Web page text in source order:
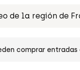
de la región de
comprar